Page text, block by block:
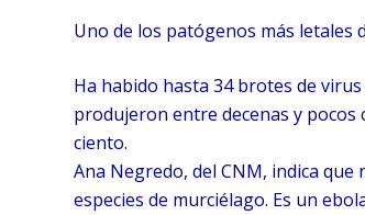
Uno de los patógenos más letales
Ha habido hasta 34 brotes de
produjeron entre decenas y pocos
ciento.
Ana Negredo, del CNM, indica
especies de murciélago. Es un